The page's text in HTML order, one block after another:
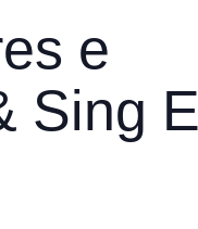
e
Sing